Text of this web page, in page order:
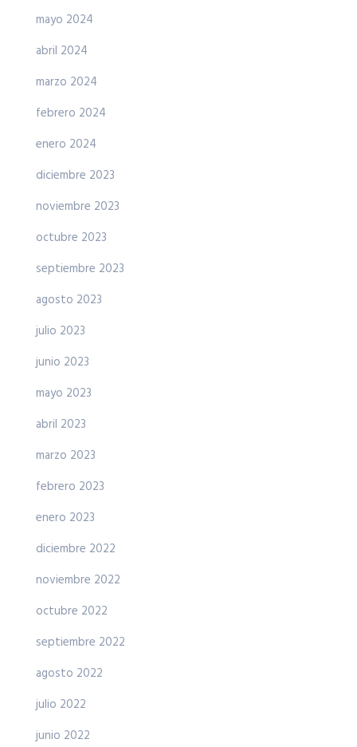
mayo 2024
abril 2024
marzo 2024
febrero 2024
enero 2024
diciembre 2023
noviembre 2023
octubre 2023
septiembre 2023
agosto 2023
julio 2023
junio 2023
mayo 2023
abril 2023
marzo 2023
febrero 2023
enero 2023
diciembre 2022
noviembre 2022
octubre 2022
septiembre 2022
agosto 2022
julio 2022
junio 2022